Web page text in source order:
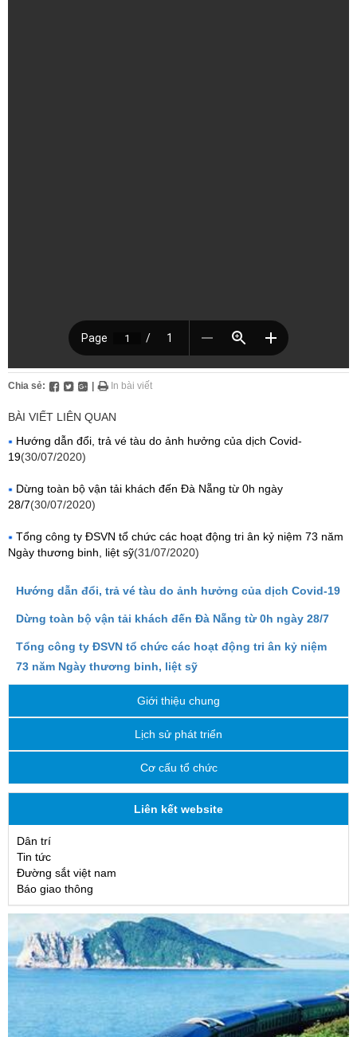
Chia sẻ: In bài viết
BÀI VIẾT LIÊN QUAN
Hướng dẫn đổi, trả vé tàu do ảnh hưởng của dịch Covid-
19(30/07/2020)
Dừng toàn bộ vận tải khách đến Đà Nẵng từ 0h ngày
28/7(30/07/2020)
Tổng công ty ĐSVN tổ chức các hoạt động tri ân kỷ niệm 73 năm
Ngày thương binh, liệt sỹ(31/07/2020)
Hướng dẫn đổi, trả vé tàu do ảnh hưởng của dịch Covid-19
Dừng toàn bộ vận tải khách đến Đà Nẵng từ 0h ngày 28/7
Tổng công ty ĐSVN tổ chức các hoạt động tri ân kỷ niệm
73 năm Ngày thương binh, liệt sỹ
Giới thiệu chung
Lịch sử phát triển
Cơ cấu tổ chức
Liên kết website
Dân trí
Tin tức
Đường sắt việt nam
Báo giao thông